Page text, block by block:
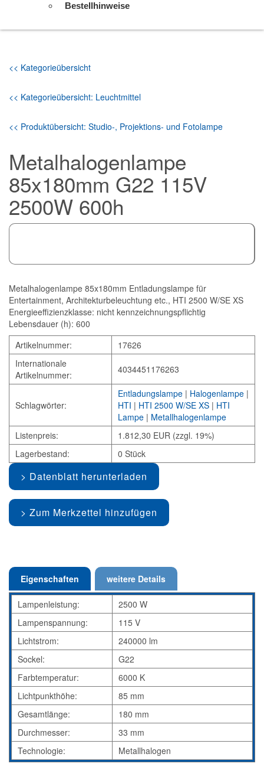
Bestellhinweise
<< Kategorieübersicht
<< Kategorieübersicht: Leuchtmittel
<< Produktübersicht: Studio-, Projektions- und Fotolampe
Metalhalogenlampe
85x180mm G22 115V
2500W 600h
Metalhalogenlampe 85x180mm Entladungslampe für
Entertainment, Architekturbeleuchtung etc., HTI 2500 W/SE XS
Energieeffizienzklasse: nicht kennzeichnungspflichtig
Lebensdauer (h): 600
Artikelnummer:
17626
Internationale
Artikelnummer:
4034451176263
Schlagwörter:
Entladungslampe | Halogenlampe |
HTI | HTI 2500 W/SE XS | HTI
Lampe | Metallhalogenlampe
Listenpreis:
1.812,30 EUR (zzgl. 19%)
Lagerbestand:
0 Stück
Datenblatt herunterladen
Zum Merkzettel hinzufügen
Eigenschaften weitere Details
Lampenleistung:
2500 W
Lampenspannung:
115 V
Lichtstrom:
240000 lm
Sockel:
G22
Farbtemperatur:
6000 K
Lichtpunkthöhe:
85 mm
Gesamtlänge:
180 mm
Durchmesser:
33 mm
Technologie:
Metallhalogen